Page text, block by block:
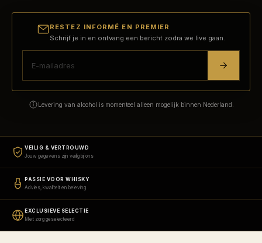
RESTEZ INFORMÉ EN PREMIER
Schrijf je in en ontvang een bericht zodra we live gaan.
Levering van alcohol is momenteel alleen mogelijk binnen Nederland.
VEILIG & VERTROUWD
Jouw gegevens zijn veilig bij ons
PASSIE VOOR WHISKY
Advies, kwaliteit en beleving
EXCLUSIEVE SELECTIE
Met zorg geselecteerd